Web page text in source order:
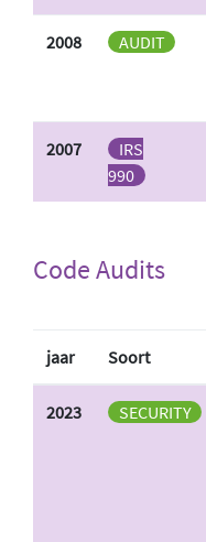
2008 AUDIT
2007
IRS
990
Code Audits
jaar Soort
2023 SECURITY